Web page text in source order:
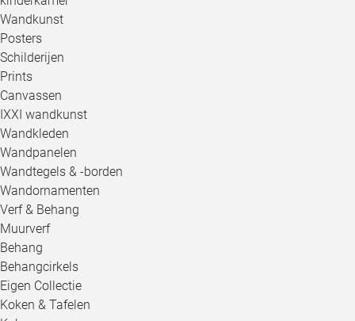
Wandkunst
Posters
Schilderijen
Prints
Canvassen
IXXI wandkunst
Wandkleden
Wandpanelen
Wandtegels & -borden
Wandornamenten
Verf & Behang
Muurverf
Behang
Behangcirkels
Eigen Collectie
Koken & Tafelen